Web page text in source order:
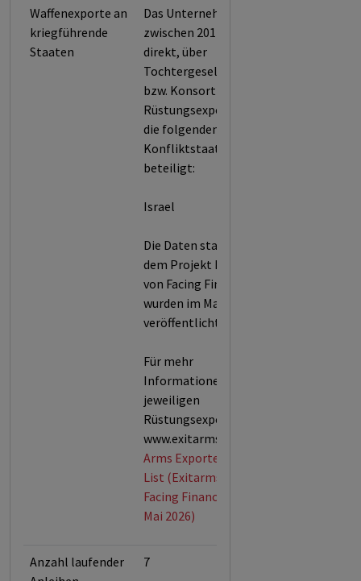
Waffenexporte an
kriegführende
Staaten
Das Unternehmen war
zwischen 2017 und 2025
direkt, über
Tochtergesellschaften
bzw. Konsortien an
Rüstungsexporten in
die folgenden
Konfliktstaaten
beteiligt:
Israel
Die Daten stammen aus
dem Projekt Exit Arms
von Facing Finance und
wurden im Mai 2026
veröffentlicht.
Für mehr
Informationen über die
jeweiligen
Rüstungsexporte siehe
www.exitarms.org.
Arms Exporters Exit
List (Exitarms) von
Facing Finance (Stand:
Mai 2026)
Anzahl laufender
7